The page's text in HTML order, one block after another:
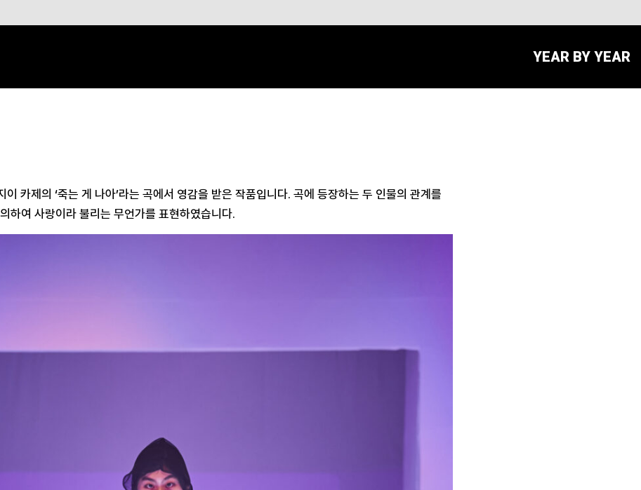
YEAR BY YEAR
이 카제의 ‘죽는 게 나아’라는 곡에서 영감을 받은 작품입니다. 곡에 등장하는 두 인물의 관계를
여 사랑이라 불리는 무언가를 표현하였습니다.